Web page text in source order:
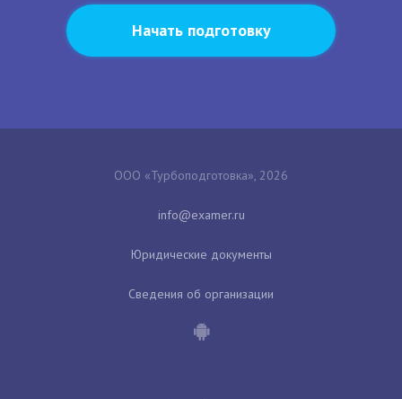
Начать подготовку
ООО «Турбоподготовка», 2026
Юридические документы
Сведения об организации